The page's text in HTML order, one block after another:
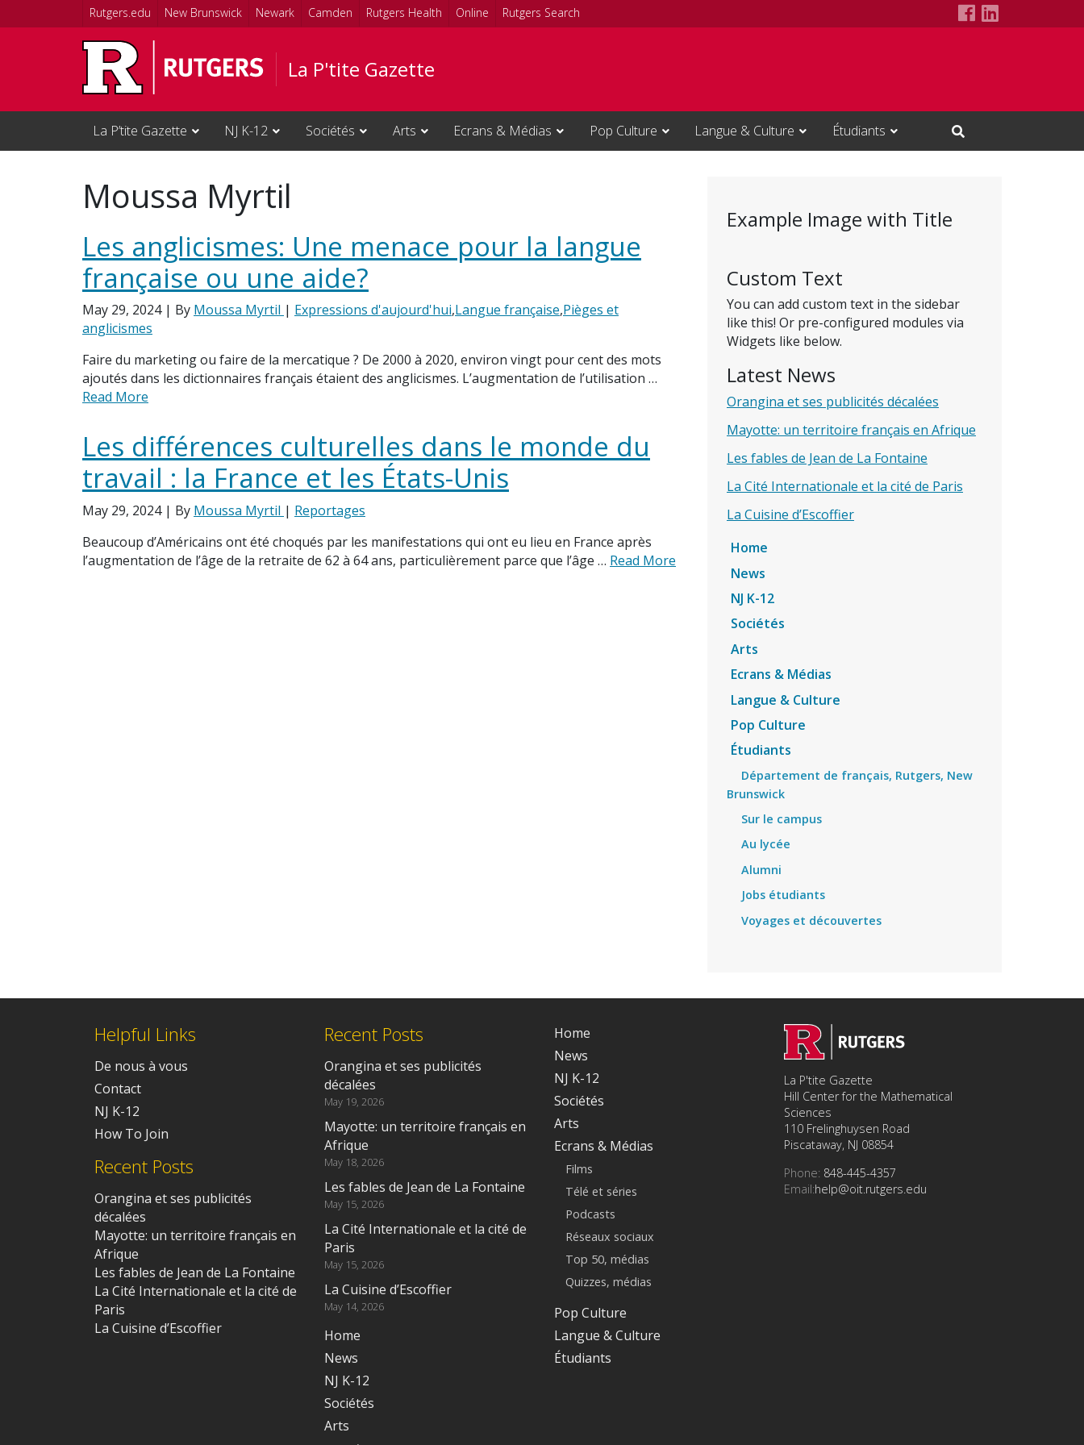
Skip to main content
Rutgers.edu New Brunswick Newark Camden Rutgers Health Online Rutgers Search
ITI Council
ITI Council
La P'tite Gazette
La P’tite Gazette NJ K-12 Sociétés Arts Ecrans & Médias Pop Culture Langue & Culture Étudiants
Open Search Input
Example Image with Title
Custom Text
You can add custom text in the sidebar
like this! Or pre-configured modules via
Widgets like below.
Latest News
Orangina et ses publicités décalées
Mayotte: un territoire français en Afrique
Les fables de Jean de La Fontaine
La Cité Internationale et la cité de Paris
La Cuisine d’Escoffier
Home
News
NJ K-12
Sociétés
Arts
Ecrans & Médias
Langue & Culture
Pop Culture
Étudiants
Département de français, Rutgers, New
Brunswick
Sur le campus
Au lycée
Alumni
Jobs étudiants
Voyages et découvertes
Moussa Myrtil
Les anglicismes: Une menace pour la langue
française ou une aide?
May 29, 2024 | By Moussa Myrtil | Expressions d'aujourd'hui,Langue française,Pièges et
anglicismes
Faire du marketing ou faire de la mercatique ? De 2000 à 2020, environ vingt pour cent des mots
ajoutés dans les dictionnaires français étaient des anglicismes. L’augmentation de l’utilisation …
Read More
Les différences culturelles dans le monde du
travail : la France et les États-Unis
May 29, 2024 | By Moussa Myrtil | Reportages
Beaucoup d’Américains ont été choqués par les manifestations qui ont eu lieu en France après
l’augmentation de l’âge de la retraite de 62 à 64 ans, particulièrement parce que l’âge … Read More
Helpful Links
De nous à vous
Contact
NJ K-12
How To Join
Recent Posts
Orangina et ses publicités
décalées
Mayotte: un territoire français en
Afrique
Les fables de Jean de La Fontaine
La Cité Internationale et la cité de
Paris
La Cuisine d’Escoffier
Recent Posts
Orangina et ses publicités
décalées
May 19, 2026
Mayotte: un territoire français en
Afrique
May 18, 2026
Les fables de Jean de La Fontaine
May 15, 2026
La Cité Internationale et la cité de
Paris
May 15, 2026
La Cuisine d’Escoffier
May 14, 2026
Home
News
NJ K-12
Sociétés
Arts
Home
News
NJ K-12
Sociétés
Arts
Ecrans & Médias
Films
Télé et séries
Podcasts
Réseaux sociaux
Top 50, médias
Quizzes, médias
Pop Culture
Langue & Culture
Étudiants
La P'tite Gazette
Hill Center for the Mathematical
Sciences
110 Frelinghuysen Road
Piscataway, NJ 08854
Phone: 848-445-4357
Email:help@oit.rutgers.edu